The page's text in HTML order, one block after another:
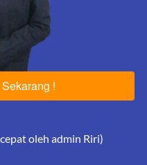
!
oleh admin Riri)